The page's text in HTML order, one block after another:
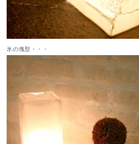
氷の塊型・・・